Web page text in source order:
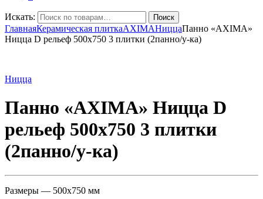
Искать: Поиск
ГлавнаяКерамическая плиткаAXIMAНиццаПанно «AXIMA»
Ницца D рельеф 500х750 3 плитки (2панно/у-ка)
Ницца
Панно «AXIMA» Ницца D
рельеф 500х750 3 плитки
(2панно/у-ка)
Размеры — 500х750 мм